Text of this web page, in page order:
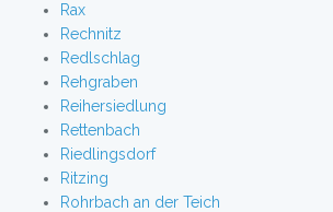
Rax
Rechnitz
Redlschlag
Rehgraben
Reihersiedlung
Rettenbach
Riedlingsdorf
Ritzing
Rohrbach an der Teich